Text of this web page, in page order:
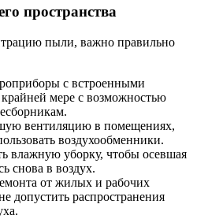
пространства
пыли, важно правильно
с встроенными
мере с возможностью
вентиляцию в помещениях,
воздухообменники.
влажную уборку, чтобы осевшая
снова в воздух.
от жилых и рабочих
допустить распространения